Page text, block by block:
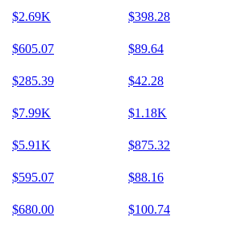
$2.69K $398.28
$605.07 $89.64
$285.39 $42.28
$7.99K $1.18K
$5.91K $875.32
$595.07 $88.16
$680.00 $100.74